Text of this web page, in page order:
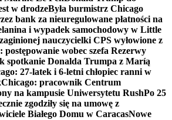
w drodzeByła burmistrz Chicago
bank za nieuregulowane płatności na
i wypadek samochodowy w Little
nauczycielki CPS wyłowione z
postępowanie wobec szefa Rezerwy
spotkanie Donalda Trumpa z Maríą
27-latek i 6-letni chłopiec ranni w
Chicago: pracownik Centrum
na kampusie Uniwersytetu RushPo 25
zgodziły się na umowę z
Białego Domu w CaracasNowe